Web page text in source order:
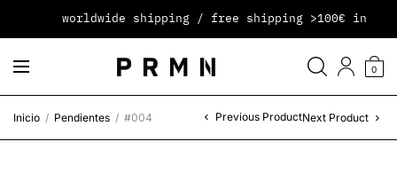
worldwide shipping / free shipping >100€ in
0
Inicio / Pendientes / #004 Previous ProductNext Product